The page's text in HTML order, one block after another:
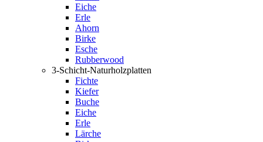
Eiche
Erle
Ahorn
Birke
Esche
Rubberwood
3-Schicht-Naturholzplatten
Fichte
Kiefer
Buche
Eiche
Erle
Lärche